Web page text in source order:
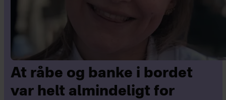
At råbe og banke i bordet
var helt almindeligt for